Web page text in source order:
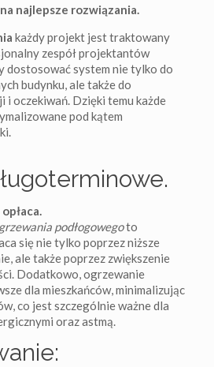
najlepsze rozwiązania.
każdy projekt jest traktowany
zespół projektantów
dostosować system nie tylko do
budynku, ale także do
oczekiwań. Dzięki temu każde
pod kątem
podłogowegoto
się nie tylko poprzez niższe
ale także poprzez zwiększenie
Dodatkowo, ogrzewanie
dla mieszkańców, minimalizując
co jest szczególnie ważne dla
oraz astmą.